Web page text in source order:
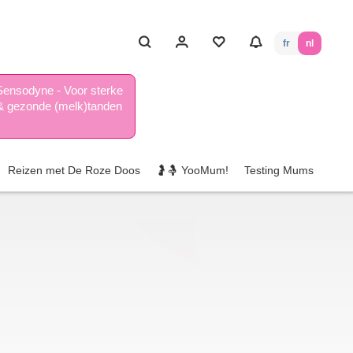
fr nl
- Voor sterke
gezonde (melk)tanden
Reizen met De Roze Doos 🤰🤱 YooMum! Testing Mums